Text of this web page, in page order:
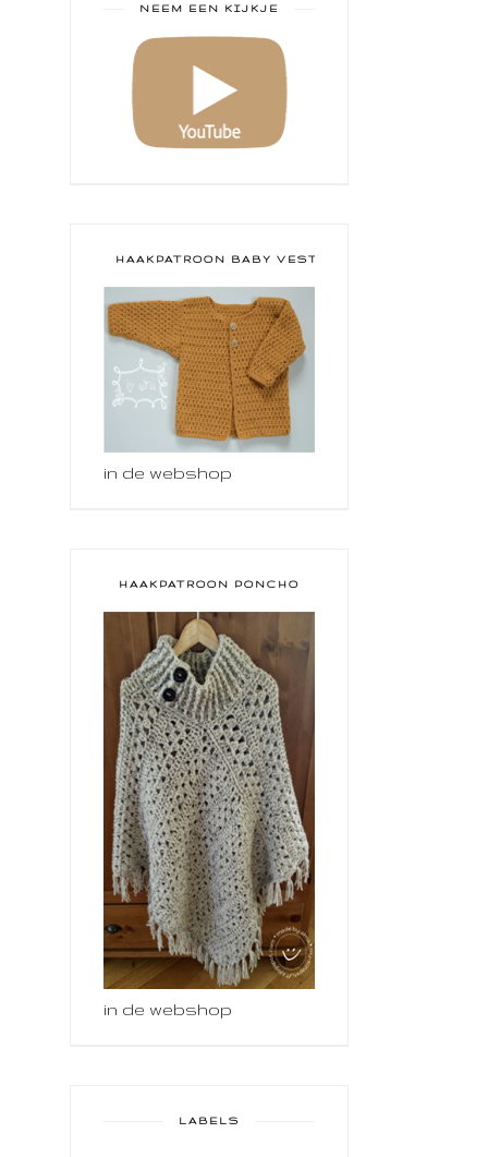
NEEM EEN KIJKJE
HAAKPATROON BABY VESTJE
in de webshop
HAAKPATROON PONCHO
in de webshop
LABELS